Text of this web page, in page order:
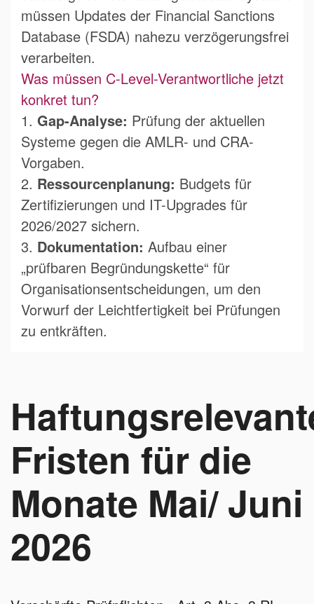
müssen Updates der Financial Sanctions
Database (FSDA) nahezu verzögerungsfrei
verarbeiten.
Was müssen C-Level-Verantwortliche jetzt
konkret tun?
1. Gap-Analyse: Prüfung der aktuellen
Systeme gegen die AMLR- und CRA-
Vorgaben.
2. Ressourcenplanung: Budgets für
Zertifizierungen und IT-Upgrades für
2026/2027 sichern.
3. Dokumentation: Aufbau einer
„prüfbaren Begründungskette“ für
Organisationsentscheidungen, um den
Vorwurf der Leichtfertigkeit bei Prüfungen
zu entkräften.
Fristen für die
Monate Mai/ Juni
2026